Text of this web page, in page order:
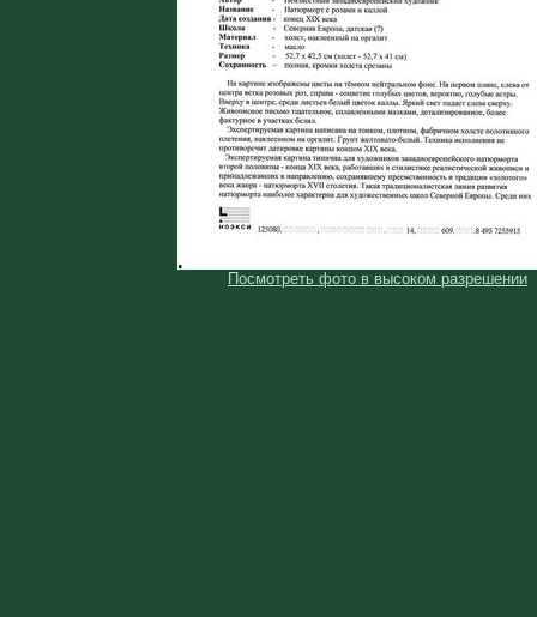
Посмотреть фото в высоком разрешении